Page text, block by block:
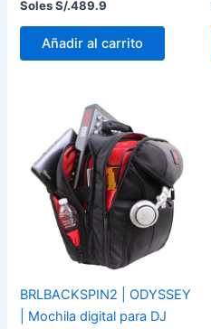
Soles S/.489.9
Añadir al carrito
BRLBACKSPIN2 | ODYSSEY
| Mochila digital para DJ